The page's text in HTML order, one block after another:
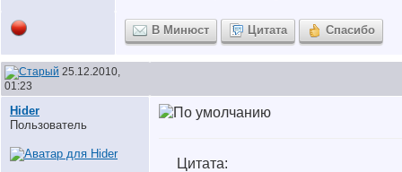
В Минюст Цитата Спасибо
25.12.2010,
01:23
Hider
Пользователь
Цитата: